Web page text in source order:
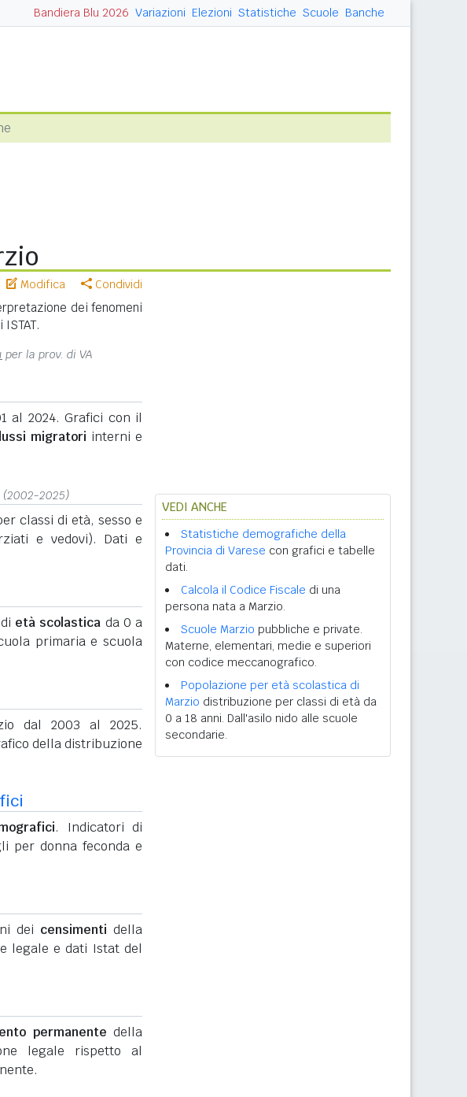
Bandiera Blu 2026 Variazioni Elezioni Statistiche Scuole Banche
Modifica Condividi
dei fenomeni
per la prov. di VA
al 2024. Grafici con il
migratori interni e
(2002-2025)
classi di età, sesso e
e vedovi). Dati e
età scolastica da 0 a
primaria e scuola
dal 2003 al 2025.
della distribuzione
. Indicatori di
per donna feconda e
dei censimenti della
legale e dati Istat del
permanente della
legale rispetto al
VEDI ANCHE
Statistiche demografiche della
Provincia di Varese con grafici e tabelle
dati.
Calcola il Codice Fiscale di una
persona nata a Marzio.
Scuole Marzio pubbliche e private.
Materne, elementari, medie e superiori
con codice meccanografico.
Popolazione per età scolastica di
Marzio distribuzione per classi di età da
0 a 18 anni. Dall'asilo nido alle scuole
secondarie.